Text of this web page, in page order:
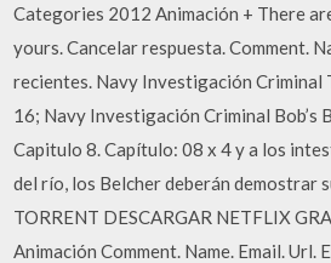
Categories 2012 Animación + There
yours. Cancelar respuesta. Comment.
recientes. Navy Investigación Criminal
16; Navy Investigación Criminal Bob’s
Capitulo 8. Capítulo: 08 x 4 y a los
del río, los Belcher deberán demostrar
TORRENT DESCARGAR NETFLIX
Animación Comment. Name. Email. Url.